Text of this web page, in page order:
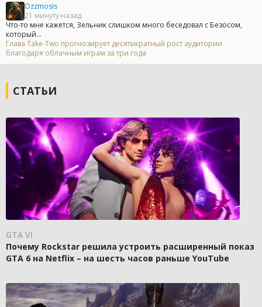
Ozzmosis
21 минуту назад
Что-то мне кажется, Зельник слишком много беседовал с Безосом,
который...
Глава Take-Two прогнозирует десятикратный рост аудитории
благодаря облачным играм за три года
СТАТЬИ
GTA VI
Почему Rockstar решила устроить расширенный показ
GTA 6 на Netflix – на шесть часов раньше YouTube